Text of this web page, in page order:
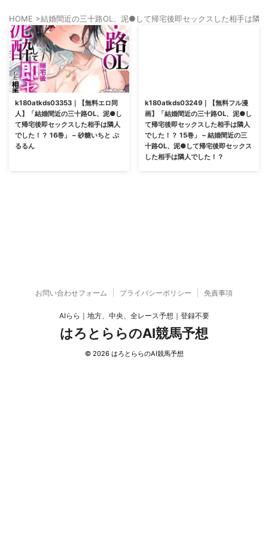
HOME >結婚間近の三十路OL、泥●して帰宅後即セックスした相手は隣
k180atkds03353｜【無料エロ同
人】「結婚間近の三十路OL、泥●し
て帰宅後即セックスした相手は隣人
でした！？ 16巻」 – 砂糖いちと ぷ
るるん
k180atkds03249｜【無料フル漫
画】「結婚間近の三十路OL、泥●し
て帰宅後即セックスした相手は隣人
でした！？ 15巻」 – 結婚間近の三
十路OL、泥●して帰宅後即セックス
した相手は隣人でした！？
お問い合わせフォーム プライバシーポリシー 免責事項
AIらら｜地方、中央、全レース予想｜登録不要
はろとららのAI競馬予想
© 2026 はろとららのAI競馬予想